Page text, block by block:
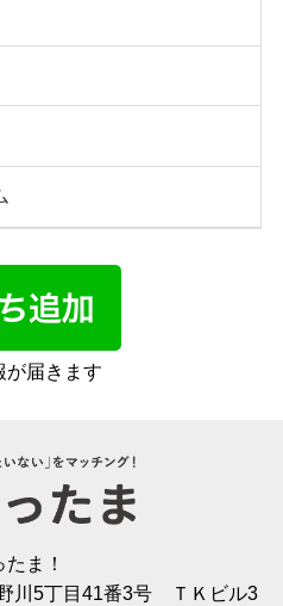
が届きます
たま！
川5丁目41番3号 ＴＫビル3